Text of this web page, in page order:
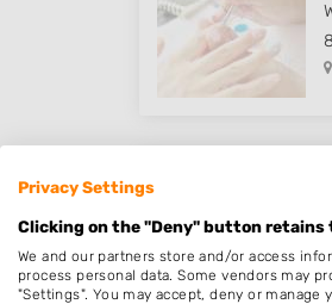
Privacy Settings
Clicking on the "Deny" button
We and our partners store and/or access
process personal data. Some vendors may
"Settings". You may accept, deny or